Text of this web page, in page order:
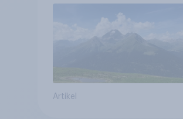
Altersvorsorge
Artikel